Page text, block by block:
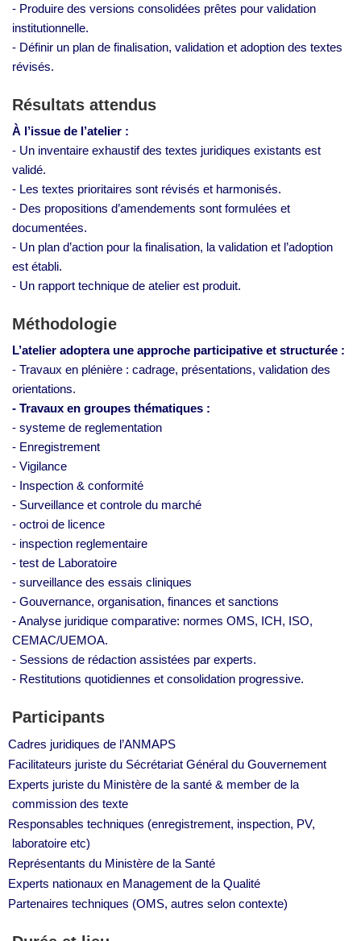
- Produire des versions consolidées prêtes pour validation
institutionnelle.
- Définir un plan de finalisation, validation et adoption des textes
révisés.
Résultats attendus
À l’issue de l’atelier :
- Un inventaire exhaustif des textes juridiques existants est
validé.
- Les textes prioritaires sont révisés et harmonisés.
- Des propositions d’amendements sont formulées et
documentées.
- Un plan d’action pour la finalisation, la validation et l’adoption
est établi.
- Un rapport technique de atelier est produit.
Méthodologie
L’atelier adoptera une approche participative et structurée :
- Travaux en plénière : cadrage, présentations, validation des
orientations.
- Travaux en groupes thématiques :
- systeme de reglementation
- Enregistrement
- Vigilance
- Inspection & conformité
- Surveillance et controle du marché
- octroi de licence
- inspection reglementaire
- test de Laboratoire
- surveillance des essais cliniques
- Gouvernance, organisation, finances et sanctions
- Analyse juridique comparative: normes OMS, ICH, ISO,
CEMAC/UEMOA.
- Sessions de rédaction assistées par experts.
- Restitutions quotidiennes et consolidation progressive.
Participants
Cadres juridiques de l’ANMAPS
Facilitateurs juriste du Sécrétariat Général du Gouvernement
Experts juriste du Ministère de la santé & member de la
commission des texte
Responsables techniques (enregistrement, inspection, PV,
laboratoire etc)
Représentants du Ministère de la Santé
Experts nationaux en Management de la Qualité
Partenaires techniques (OMS, autres selon contexte)